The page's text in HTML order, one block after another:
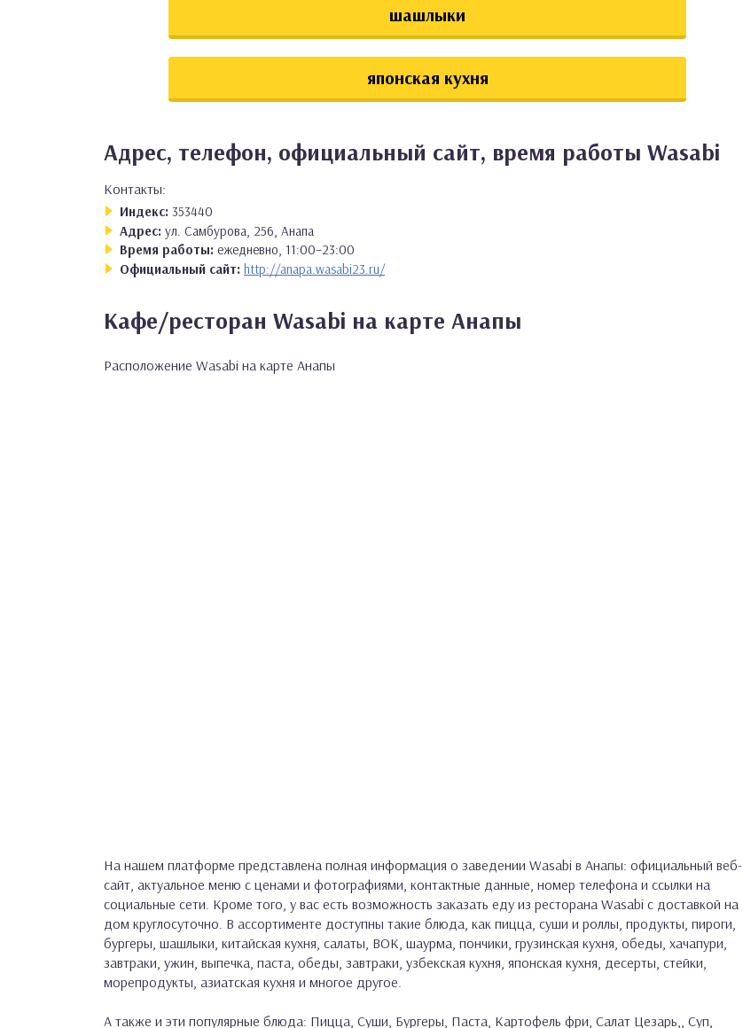
шашлыки
японская кухня
Адрес, телефон, официальный сайт, время работы Wasabi
Контакты:
Индекс: 353440
Адрес: ул. Самбурова, 256, Анапа
Время работы: ежедневно, 11:00–23:00
Официальный сайт: http://anapa.wasabi23.ru/
Кафе/ресторан Wasabi на карте Анапы
Расположение Wasabi на карте Анапы
На нашем платформе представлена полная информация о заведении Wasabi в Анапы: официальный веб-
сайт, актуальное меню с ценами и фотографиями, контактные данные, номер телефона и ссылки на
социальные сети. Кроме того, у вас есть возможность заказать еду из ресторана Wasabi с доставкой на
дом круглосуточно. В ассортименте доступны такие блюда, как пицца, суши и роллы, продукты, пироги,
бургеры, шашлыки, китайская кухня, салаты, ВОК, шаурма, пончики, грузинская кухня, обеды, хачапури,
завтраки, ужин, выпечка, паста, обеды, завтраки, узбекская кухня, японская кухня, десерты, стейки,
морепродукты, азиатская кухня и многое другое.
А также и эти популярные блюда: Пицца, Суши, Бургеры, Паста, Картофель фри, Салат Цезарь,, Суп,